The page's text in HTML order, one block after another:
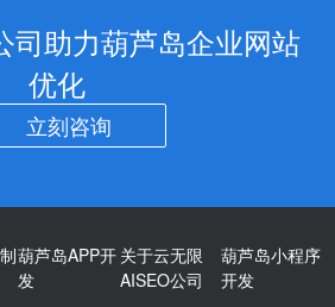
司助力葫芦岛企业网站
优化
立刻咨询
葫芦岛APP开
发
关于云无限
AISEO公司
葫芦岛小程序
开发